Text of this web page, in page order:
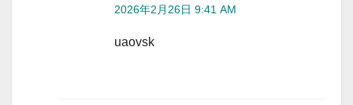
2026年2月26日 9:41 AM
uaovsk